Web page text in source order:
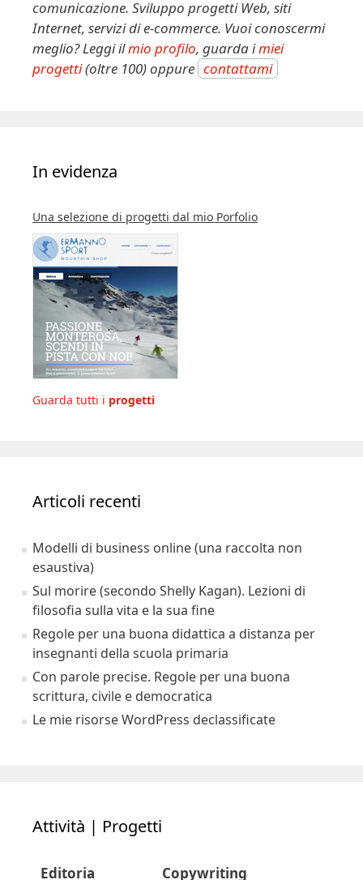
comunicazione. Sviluppo progetti Web, siti
Internet, servizi di e-commerce. Vuoi conoscermi
meglio? Leggi ilmio profilo, guarda imiei
progetti(oltre 100) oppure contattami
In evidenza
Una selezione di progetti dal mio Porfolio
Guarda tutti i progetti
Articoli recenti
Modelli di business online (una raccolta non
esaustiva)
Sul morire (secondo Shelly Kagan). Lezioni di
filosofia sulla vita e la sua fine
Regole per una buona didattica a distanza per
insegnanti della scuola primaria
Con parole precise. Regole per una buona
scrittura, civile e democratica
Le mie risorse WordPress declassificate
Attività | Progetti
Editoria Copywriting